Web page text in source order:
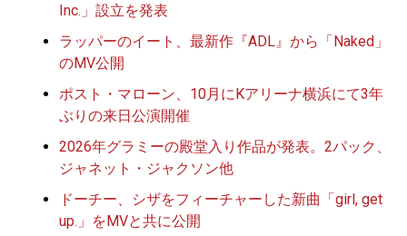
Inc.」設立を発表
ラッパーのイート、最新作『ADL』から「Naked」
のMV公開
ポスト・マローン、10月にKアリーナ横浜にて3年
ぶりの来日公演開催
2026年グラミーの殿堂入り作品が発表。2パック、
ジャネット・ジャクソン他
ドーチー、シザをフィーチャーした新曲「girl, get
up.」をMVと共に公開